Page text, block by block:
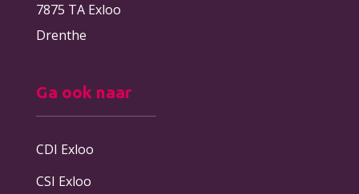
7875 TA Exloo
Drenthe
Ga ook naar
CDI Exloo
CSI Exloo